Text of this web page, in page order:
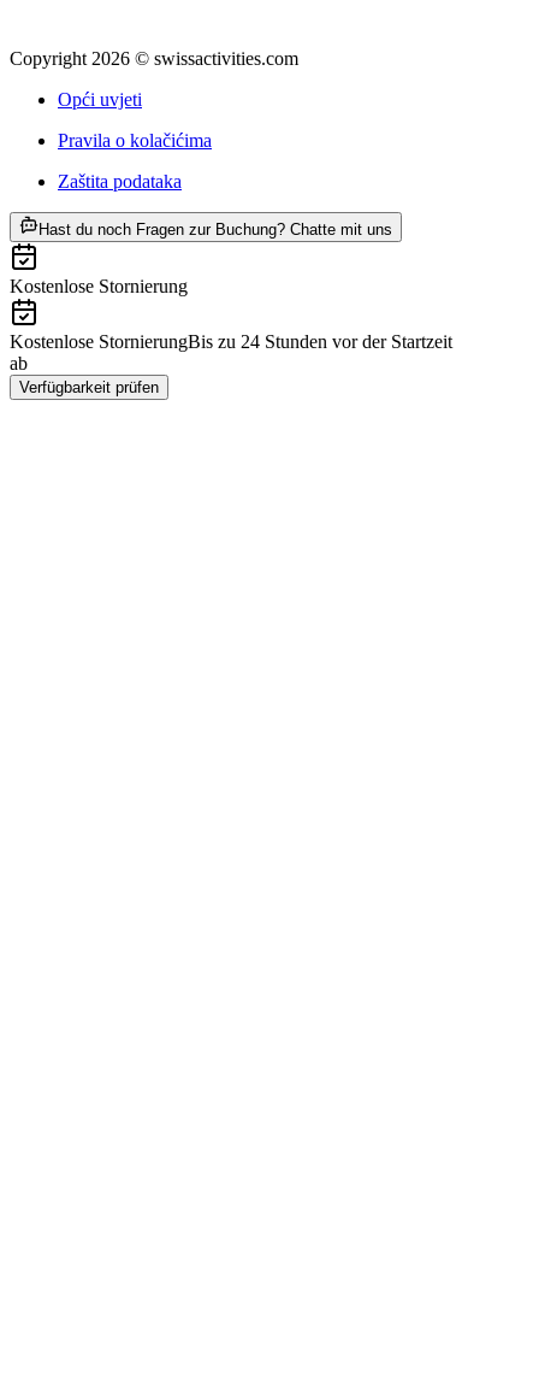
Copyright 2026 © swissactivities.com
Opći uvjeti
Pravila o kolačićima
Zaštita podataka
Hast du noch Fragen zur Buchung? Chatte mit uns
Kostenlose Stornierung
Kostenlose StornierungBis zu 24 Stunden vor der Startzeit
ab
Verfügbarkeit prüfen